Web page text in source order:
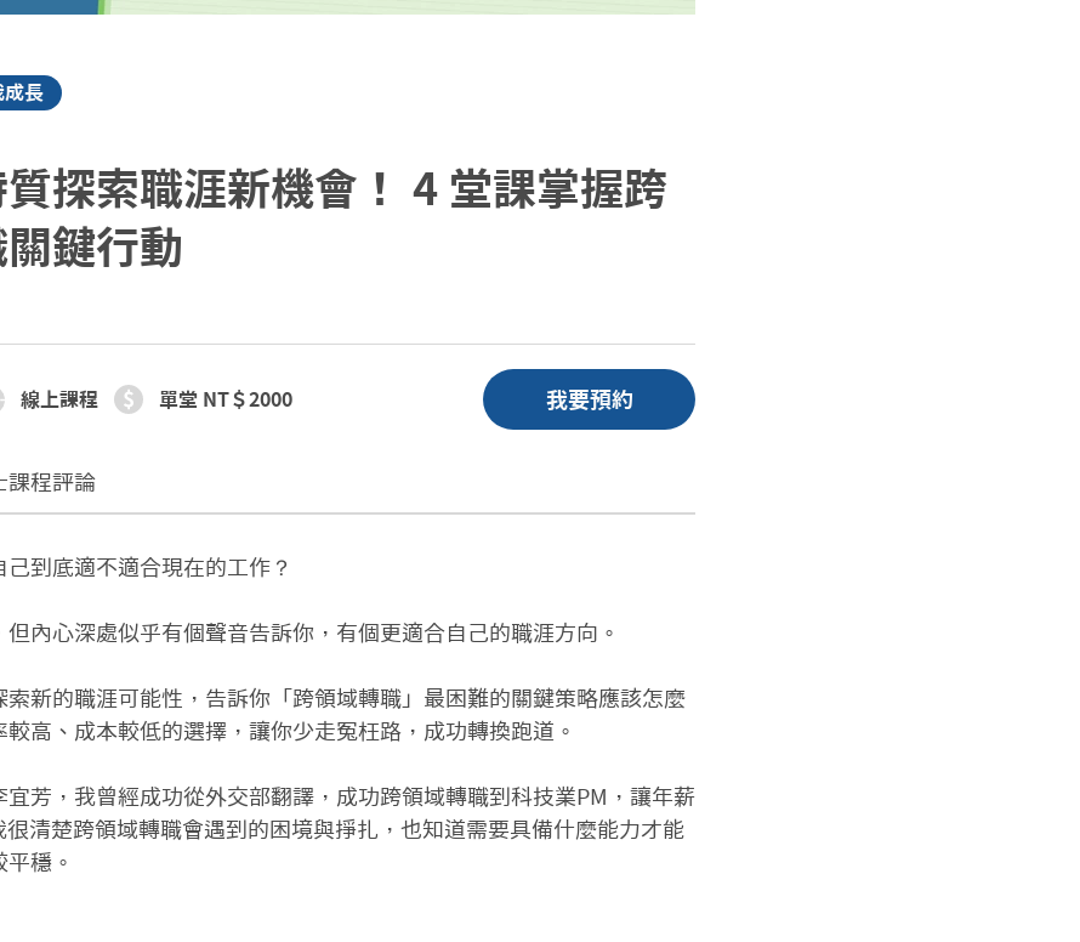
成長
探索職涯新機會！ 4 堂課掌握跨
鍵行動
線上課程 單堂 NT＄2000 我要預約
課程評論
到底適不適合現在的工作？
但內心深處似乎有個聲音告訴你，有個更適合自己的職涯方向。
索新的職涯可能性，告訴你「跨領域轉職」最困難的關鍵策略應該怎麼
高、成本較低的選擇，讓你少走冤枉路，成功轉換跑道。
宜芳，我曾經成功從外交部翻譯，成功跨領域轉職到科技業PM，讓年薪
很清楚跨領域轉職會遇到的困境與掙扎，也知道需要具備什麼能力才能
穩。